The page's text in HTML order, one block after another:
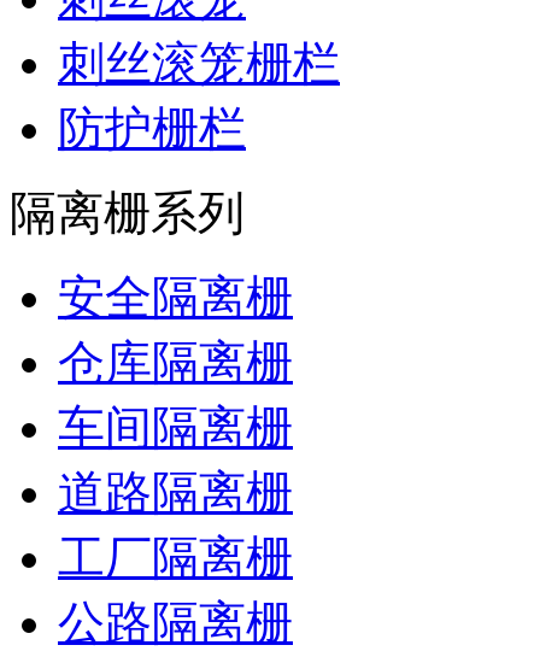
刺丝滚笼栅栏
防护栅栏
隔离栅系列
安全隔离栅
仓库隔离栅
车间隔离栅
道路隔离栅
工厂隔离栅
公路隔离栅